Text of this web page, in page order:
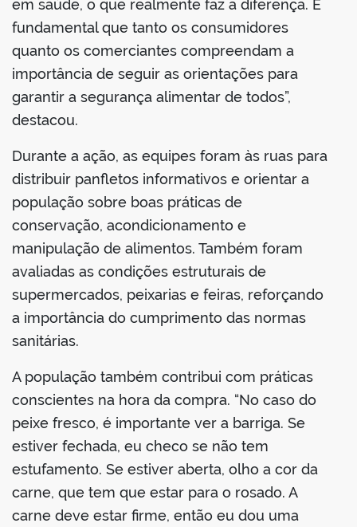
em saúde, o que realmente faz a diferença. É
fundamental que tanto os consumidores
quanto os comerciantes compreendam a
importância de seguir as orientações para
garantir a segurança alimentar de todos”,
destacou.
Durante a ação, as equipes foram às ruas para
distribuir panfletos informativos e orientar a
população sobre boas práticas de
conservação, acondicionamento e
manipulação de alimentos. Também foram
avaliadas as condições estruturais de
supermercados, peixarias e feiras, reforçando
a importância do cumprimento das normas
sanitárias.
A população também contribui com práticas
conscientes na hora da compra. “No caso do
peixe fresco, é importante ver a barriga. Se
estiver fechada, eu checo se não tem
estufamento. Se estiver aberta, olho a cor da
carne, que tem que estar para o rosado. A
carne deve estar firme, então eu dou uma